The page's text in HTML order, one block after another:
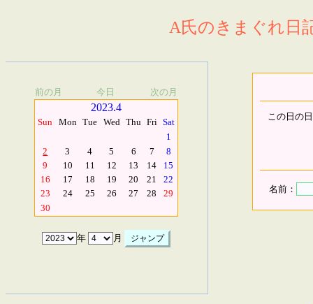
A氏のきまぐれ日
前の月 今日 次の月
2023.4
Sun Mon Tue Wed Thu Fri Sat
1
2
3 4 5 6 7
8
9
10 11 12 13 14
15
16
17 18 19 20 21
22
23
24 25 26 27 28
29
30
年 月
この日の
名前：